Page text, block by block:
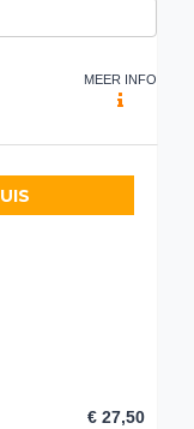
MEER INFO
€ 27,50